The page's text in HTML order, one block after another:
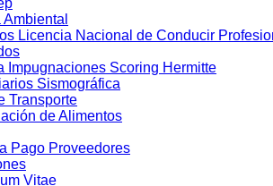
Licencia Nacional de Conducir
Impugnaciones Scoring Hermitte
Sismográfica
Transporte
de Alimentos
Pago Proveedores
Vitae